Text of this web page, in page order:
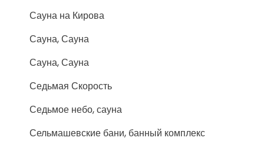
Сауна на Кирова
Сауна, Сауна
Сауна, Сауна
Седьмая Скорость
Седьмое небо, сауна
Сельмашевские бани, банный комплекс